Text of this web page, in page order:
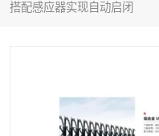
搭配感应器实现自动启闭